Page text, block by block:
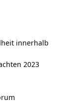
innerhalb
2023